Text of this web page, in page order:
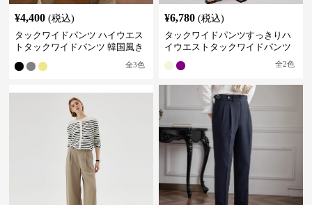
¥4,400 (税込)
タックワイドパンツ ハイウエス
トタックワイドパンツ 韓国風き
全3色
¥6,780 (税込)
タックワイドパンツすっきりハ
イウエストタックワイドパンツ
全2色